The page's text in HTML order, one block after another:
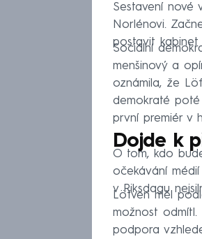
Sestavení nové
Norlénovi.
postavit
Sociální
menšinový a
oznámila, že
demokraté
první premiér v
Dojde k
O tom, kdo
očekávání
v Riksdagu
Löfven měl
možnost
podpora